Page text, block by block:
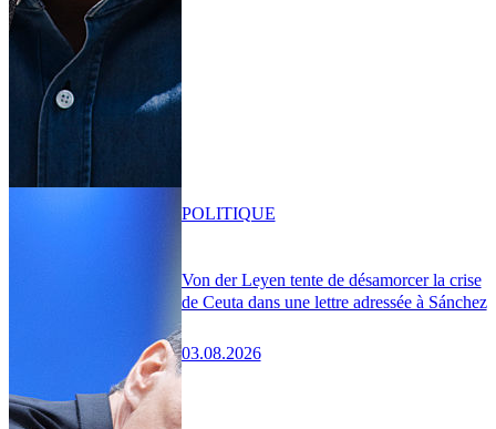
Von der Leyen tente de désamorcer la crise
de Ceuta dans une lettre adressée à Sánchez
03.08.2026
POLITIQUE